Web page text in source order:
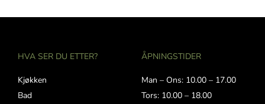
HVA SER DU ETTER?
Kjøkken
Bad
ÅPNINGSTIDER
Man – Ons: 10.00 – 17.00
Tors: 10.00 – 18.00